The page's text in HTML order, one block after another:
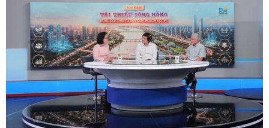
Trung Quốc tăng cường trấn áp tội
phạm có tổ chức
04/08/2026 14:24
Báo động xu hướng gia tăng người